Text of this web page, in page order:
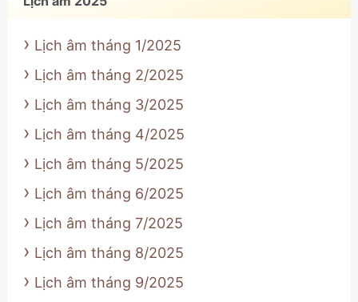
Lịch âm tháng 1/2025
Lịch âm tháng 2/2025
Lịch âm tháng 3/2025
Lịch âm tháng 4/2025
Lịch âm tháng 5/2025
Lịch âm tháng 6/2025
Lịch âm tháng 7/2025
Lịch âm tháng 8/2025
Lịch âm tháng 9/2025